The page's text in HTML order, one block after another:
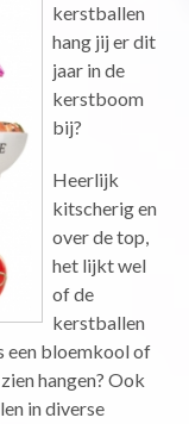
kerstballen
hang jij er dit
jaar in de
kerstboom
bij?
Heerlijk
kitscherig en
over de top,
het lijkt wel
of de
kerstballen
een bloemkool of
hangen? Ook
in diverse